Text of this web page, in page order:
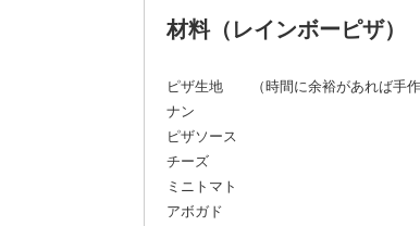
材料（レインボーピザ）
ピザ生地 （時間に余裕があれば手作
ナン
ピザソース
チーズ
ミニトマト
アボガド